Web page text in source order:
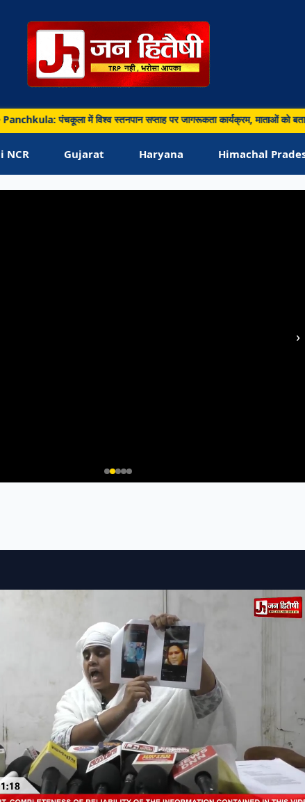
में विश्व स्तनपान सप्ताह पर जागरूकता कार्यक्रम, माताओं को बताए
NCR Gujarat Haryana Himachal
›
2026
पंचकूला में विश्व स्तनपान सप्ताह पर जागरूकता
को बताए मां के दूध के फायदे